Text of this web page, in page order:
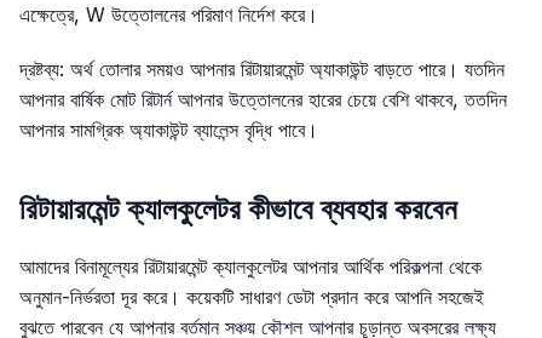
এক্ষেত্রে, W উত্তোলনের পরিমাণ নির্দেশ করে।
দ্রষ্টব্য: অর্থ তোলার সময়ও আপনার রিটায়ারমেন্ট অ্যাকাউন্ট বাড়তে পারে। যতদিন
আপনার বার্ষিক মোট রিটার্ন আপনার উত্তোলনের হারের চেয়ে বেশি থাকবে, ততদিন
আপনার সামগ্রিক অ্যাকাউন্ট ব্যালেন্স বৃদ্ধি পাবে।
রিটায়ারমেন্ট ক্যালকুলেটর কীভাবে ব্যবহার করবেন
আমাদের বিনামূল্যের রিটায়ারমেন্ট ক্যালকুলেটর আপনার আর্থিক পরিকল্পনা থেকে
অনুমান-নির্ভরতা দূর করে। কয়েকটি সাধারণ ডেটা প্রদান করে আপনি সহজেই
বুঝতে পারবেন যে আপনার বর্তমান সঞ্চয় কৌশল আপনার চূড়ান্ত অবসরের লক্ষ্য